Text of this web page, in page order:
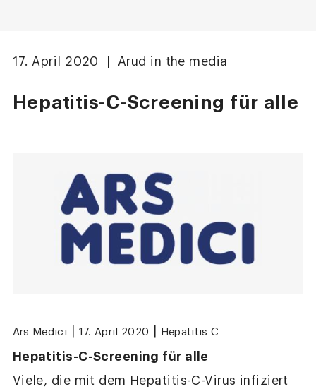
17. April 2020 | Arud in the media
Hepatitis-C-Screening für alle
Ars Medici 17. April 2020 Hepatitis C
Hepatitis-C-Screening für alle
Viele, die mit dem Hepatitis-C-Virus infiziert